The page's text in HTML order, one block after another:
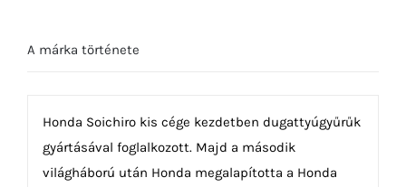
A márka története
Honda Soichiro kis cége kezdetben dugattyúgyűrűk
gyártásával foglalkozott. Majd a második
világháború után Honda megalapította a Honda